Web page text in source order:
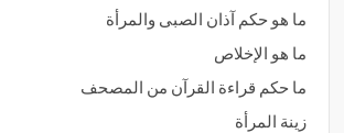
ما هو حكم آذان الصبى والمرأة
ما هو الإخلاص
ما حكم قراءة القرآن من المصحف
زينة المرأة